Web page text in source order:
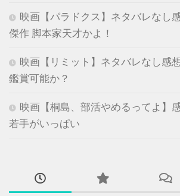
映画【パラドクス】ネタバレなし
傑作 脚本家天才かよ！
映画【リミット】ネタバレなし感
鑑賞可能か？
映画【桐島、部活やめるってよ】
若手がいっぱい